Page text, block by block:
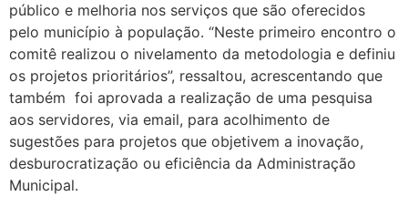
público e melhoria nos serviços que são oferecidos
pelo município à população. “Neste primeiro encontro o
comitê realizou o nivelamento da metodologia e definiu
os projetos prioritários”, ressaltou, acrescentando que
também foi aprovada a realização de uma pesquisa
aos servidores, via email, para acolhimento de
sugestões para projetos que objetivem a inovação,
desburocratização ou eficiência da Administração
Municipal.